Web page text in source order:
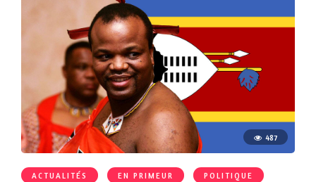
487
ACTUALITÉS EN PRIMEUR POLITIQUE